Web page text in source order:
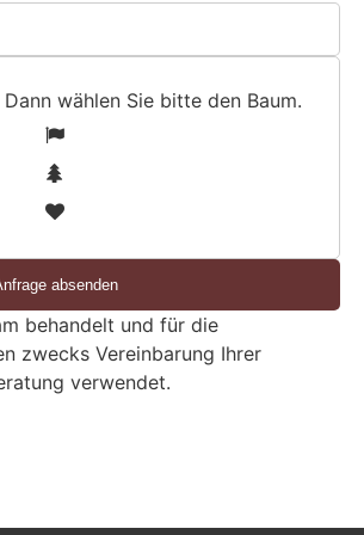
wählen Sie bitte den Baum.
behandelt und für die
zwecks Vereinbarung Ihrer
verwendet.